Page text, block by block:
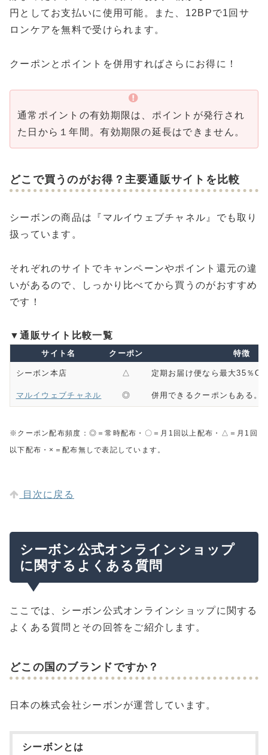
円としてお支払いに使用可能。また、12BPで1回サ
ロンケアを無料で受けられます。
クーポンとポイントを併用すればさらにお得に！
通常ポイントの有効期限は、ポイントが発行され
た日から１年間。有効期限の延長はできません。
どこで買うのがお得？主要通販サイトを比較
シーボンの商品は『マルイウェブチャネル』でも取り
扱っています。
それぞれのサイトでキャンペーンやポイント還元の違
いがあるので、しっかり比べてから買うのがおすすめ
です！
▼通販サイト比較一覧
サイト名 クーポン 特徴
シーボン本店 △ 定期お届け便なら最大35％
マルイウェブチャネル ◎ 併用できるクーポンもある。
※クーポン配布頻度：◎＝常時配布・〇＝月1回以上配布・△＝月1回
以下配布・×＝配布無しで表記しています。
目次に戻る
シーボン公式オンラインショップ
に関するよくある質問
ここでは、シーボン公式オンラインショップに関する
よくある質問とその回答をご紹介します。
どこの国のブランドですか？
日本の株式会社シーボンが運営しています。
シーボンとは